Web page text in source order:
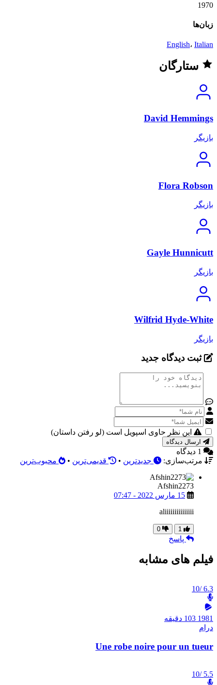
1970
زبان‌ها
English، Italian
ستارگان
David Hemmings
بازیگر
Flora Robson
بازیگر
Gayle Hunnicutt
بازیگر
Wilfrid Hyde-White
بازیگر
ثبت دیدگاه جدید
این نظر حاوی اسپویل است (لو رفتن داستان)
1 دیدگاه
مرتب‌سازی:
جدیدترین • قدیمی‌ترین • محبوب‌ترین
Afshin2273
15 مارس 2022 - 07:47
aliiiiiiiiiiiiiii
1
0
پاسخ
فیلم های مشابه
6.3
/10
1981 103 دقیقه
درام
Une robe noire pour un tueur
5.5
/10